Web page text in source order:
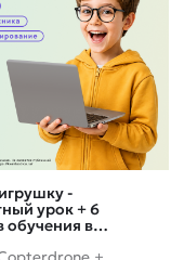
-
урок + 6
обучения в